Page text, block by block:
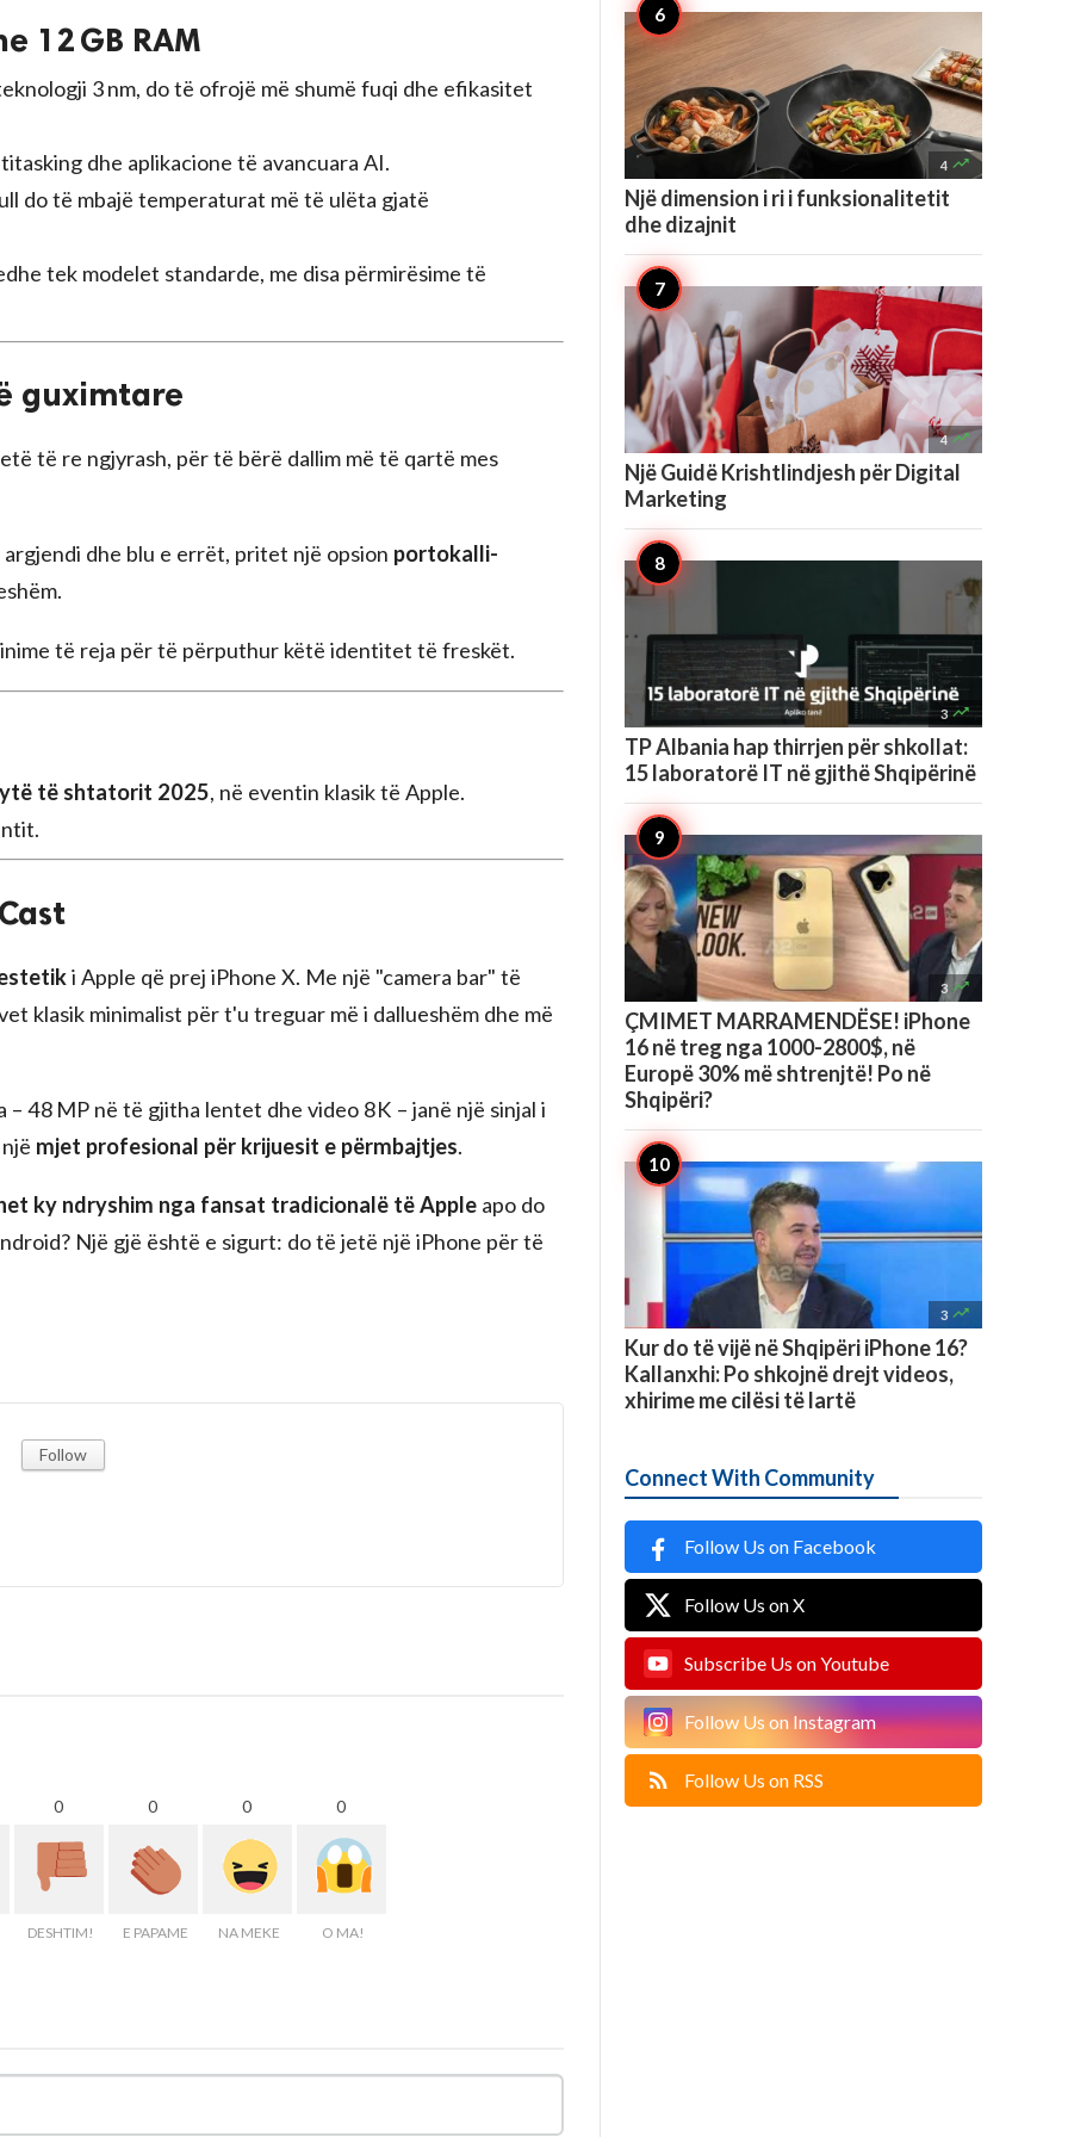
12 GB RAM
3 nm, do të ofrojë më shumë fuqi dhe efikasitet
dhe aplikacione të avancuara AI.
do të mbajë temperaturat më të ulëta gjatë
tek modelet standarde, me disa përmirësime të
guximtare
të re ngjyrash, për të bërë dallim më të qartë mes
argjendi dhe blu e errët, pritet një opsion portokalli-
të reja për të përputhur këtë identitet të freskët.
të shtatorit 2025, në eventin klasik të Apple.
i Apple që prej iPhone X. Me një "camera bar" të
klasik minimalist për t'u treguar më i dallueshëm dhe më
48 MP në të gjitha lentet dhe video 8K – janë një sinjal i
mjet profesional për krijuesit e përmbajtjes.
ky ndryshim nga fansat tradicionalë të Apple apo do
Një gjë është e sigurt: do të jetë një iPhone për të
Follow
0
DESHTIM!
0
E PAPAME
0
NA MEKE
0
O MA!
4 
Një dimension i ri i funksionalitetit
dhe dizajnit
4 
Një Guidë Krishtlindjesh për Digital
Marketing
3 
TP Albania hap thirrjen për shkollat:
15 laboratorë IT në gjithë Shqipërinë
3 
ÇMIMET MARRAMENDËSE! iPhone
16 në treg nga 1000-2800$, në
Europë 30% më shtrenjtë! Po në
Shqipëri?
3 
Kur do të vijë në Shqipëri iPhone 16?
Kallanxhi: Po shkojnë drejt videos,
xhirime me cilësi të lartë
Connect With Community
Follow Us on Facebook
Follow Us on X
Subscribe Us on Youtube
Follow Us on Instagram
Follow Us on RSS